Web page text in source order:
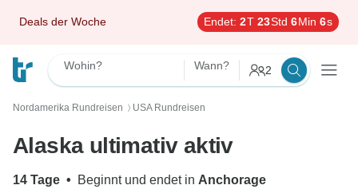
Deals der Woche Endet: 2T 23Std 6Min 5s
Wohin? Wann? 2
Nordamerika Rundreisen 〉 USA Rundreisen
Alaska ultimativ aktiv
14 Tage • Beginnt und endet in Anchorage